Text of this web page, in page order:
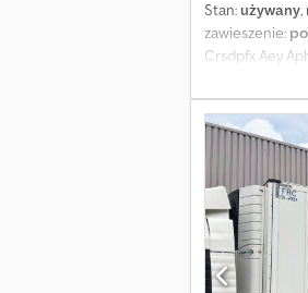
Stan:używany,
zawieszenie:
Crsdpfx Aey